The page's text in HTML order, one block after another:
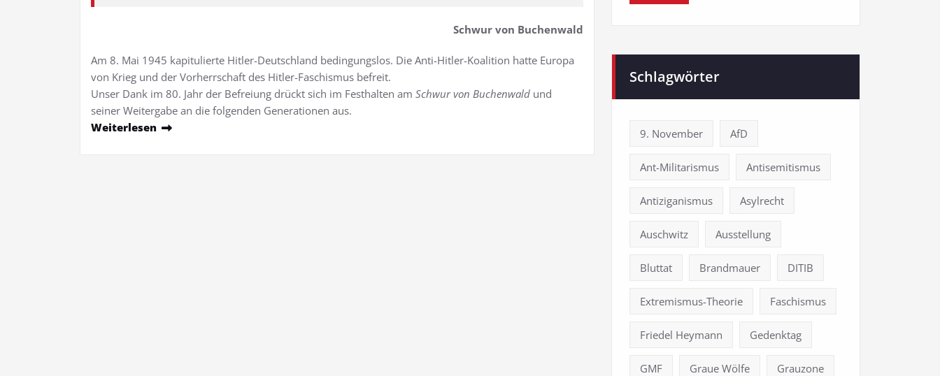
Schwur von Buchenwald
Am 8. Mai 1945 kapitulierte Hit­ler-Deutschland bedingungslos. Die Anti-Hitler-Koalition hatte Europa
von Krieg und der Vor­herrschaft des Hitler-Faschismus befreit.
Unser Dank im 80. Jahr der Befreiu­ng drückt sich im Festhalten am Schwur von Buchenwald und
seiner Weitergabe an die folgen­den Generationen aus.
Weiterlesen
Schlagwörter
9. November AfD
Ant-Militarismus Antisemitismus
Antiziganismus Asylrecht
Auschwitz Ausstellung
Bluttat Brandmauer DITIB
Extremismus-Theorie Faschismus
Friedel Heymann Gedenktag
GMF Graue Wölfe Grauzone